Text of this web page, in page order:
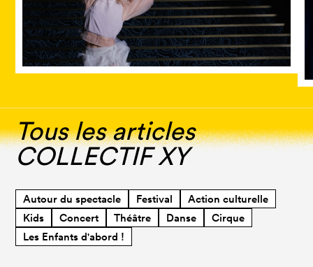
Tous les articles
COLLECTIF XY
Autour du spectacle Festival
Action culturelle
Kids
Concert Théâtre Danse
Cirque
Les Enfants d'abord !